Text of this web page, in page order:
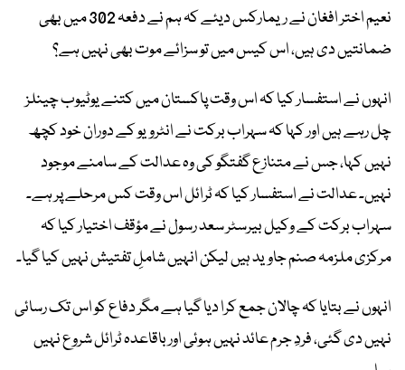
نعیم اختر افغان نے ریمارکس دیئے کہ ہم نے دفعہ 302 میں بھی
ضمانتیں دی ہیں، اس کیس میں تو سزائے موت بھی نہیں ہے؟
انہوں نے استفسار کیا کہ اس وقت پاکستان میں کتنے یوٹیوب چینلز
چل رہے ہیں اور کہا کہ سہراب برکت نے انٹرویو کے دوران خود کچھ
نہیں کہا، جس نے متنازع گفتگو کی وہ عدالت کے سامنے موجود
نہیں۔ عدالت نے استفسار کیا کہ ٹرائل اس وقت کس مرحلے پر ہے۔
سہراب برکت کے وکیل بیرسٹر سعد رسول نے مؤقف اختیار کیا کہ
مرکزی ملزمہ صنم جاوید ہیں لیکن انہیں شاملِ تفتیش نہیں کیا گیا۔
انہوں نے بتایا کہ چالان جمع کرا دیا گیا ہے مگر دفاع کو اس تک رسائی
نہیں دی گئی، فردِ جرم عائد نہیں ہوئی اور باقاعدہ ٹرائل شروع نہیں